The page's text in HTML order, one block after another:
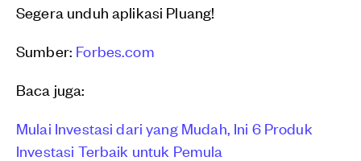
Segera unduh aplikasi Pluang!
Sumber: Forbes.com
Baca juga:
Mulai Investasi dari yang Mudah, Ini 6 Produk
Investasi Terbaik untuk Pemula